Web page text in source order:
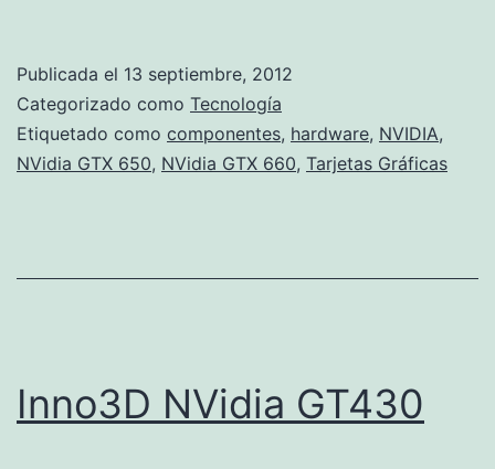
GTX
650
Publicada el 13 septiembre, 2012
Categorizado como Tecnología
Etiquetado como componentes, hardware, NVIDIA,
NVidia GTX 650, NVidia GTX 660, Tarjetas Gráficas
Inno3D NVidia GT430